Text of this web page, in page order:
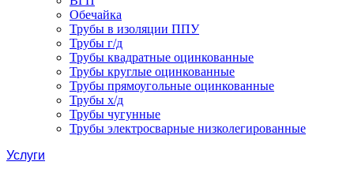
Обечайка
Трубы в изоляции ППУ
Трубы г/д
Трубы квадратные оцинкованные
Трубы круглые оцинкованные
Трубы прямоугольные оцинкованные
Трубы х/д
Трубы чугунные
Трубы электросварные низколегированные
Услуги